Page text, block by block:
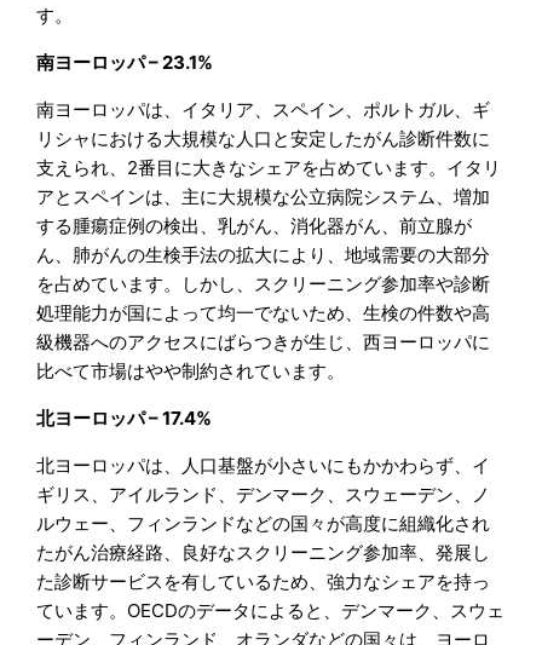
す。
南ヨーロッパ – 23.1%
南ヨーロッパは、イタリア、スペイン、ポルトガル、ギ
リシャにおける大規模な人口と安定したがん診断件数に
支えられ、2番目に大きなシェアを占めています。イタリ
アとスペインは、主に大規模な公立病院システム、増加
する腫瘍症例の検出、乳がん、消化器がん、前立腺が
ん、肺がんの生検手法の拡大により、地域需要の大部分
を占めています。しかし、スクリーニング参加率や診断
処理能力が国によって均一でないため、生検の件数や高
級機器へのアクセスにばらつきが生じ、西ヨーロッパに
比べて市場はやや制約されています。
北ヨーロッパ – 17.4%
北ヨーロッパは、人口基盤が小さいにもかかわらず、イ
ギリス、アイルランド、デンマーク、スウェーデン、ノ
ルウェー、フィンランドなどの国々が高度に組織化され
たがん治療経路、良好なスクリーニング参加率、発展し
た診断サービスを有しているため、強力なシェアを持っ
ています。OECDのデータによると、デンマーク、スウェ
ーデン、フィンランド、オランダなどの国々は、ヨーロ